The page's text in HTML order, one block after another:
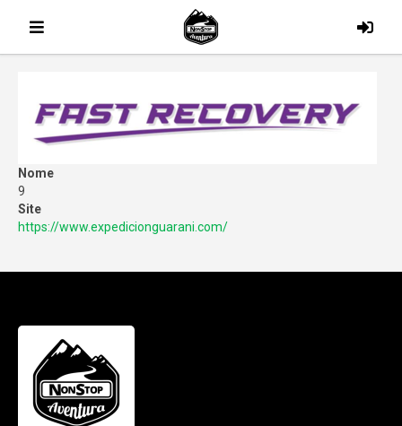
Nome
9
Site
https://www.expedicionguarani.com/